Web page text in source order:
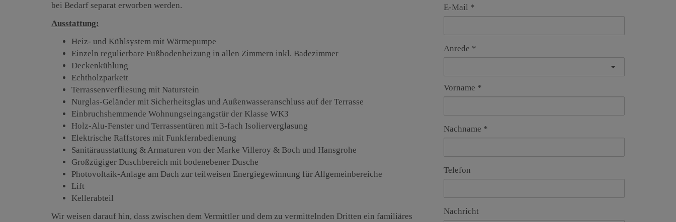
bei Bedarf separat erworben werden.
Ausstattung:
Heiz- und Kühlsystem mit Wärmepumpe
Einzeln regulierbare Fußbodenheizung in allen Zimmern inkl. Badezimmer
Deckenkühlung
Echtholzparkett
Terrassenverfliesung mit Naturstein
Nurglas-Geländer mit Sicherheitsglas und Außenwasseranschluss auf der Terrasse
Einbruchshemmende Wohnungseingangstür der Klasse WK3
Holz-Alu-Fenster und Terrassentüren mit 3-fach Isolierverglasung
Elektrische Raffstores mit Funkfernbedienung
Sanitärausstattung & Armaturen von der Marke Villeroy & Boch und Hansgrohe
Großzügiger Duschbereich mit bodenebener Dusche
Photovoltaik-Anlage am Dach zur teilweisen Energiegewinnung für Allgemeinbereiche
Lift
Kellerabteil
Wir weisen darauf hin, dass zwischen dem Vermittler und dem zu vermittelnden Dritten ein familiäres
E-Mail
Anrede
Vorname
Nachname
Telefon
Nachricht